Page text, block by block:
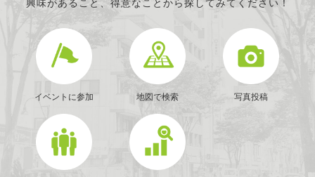
興味があること、得意なことから探してみてください！
イベントに参加 地図で検索 写真投稿